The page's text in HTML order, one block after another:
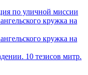
по уличной миссии
кружка на
кружка на
10 тезисов митр.